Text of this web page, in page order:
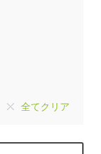
全てクリア